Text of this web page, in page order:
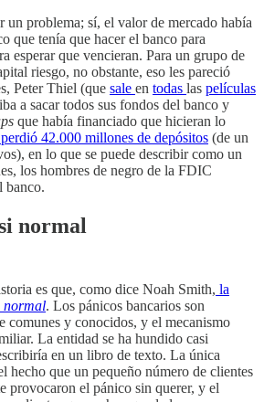
un problema; sí, el valor de mercado había
que tenía que hacer el banco para
esperar que vencieran. Para un grupo de
riesgo, no obstante, eso les pareció
Peter Thiel (que sale en todas las películas
a sacar todos sus fondos del banco y
que había financiado que hicieran lo
42.000 millones de depósitos (de un
en lo que se puede describir como un
los hombres de negro de la FDIC
banco.
normal
es que, como dice Noah Smith, la
normal. Los pánicos bancarios son
comunes y conocidos, y el mecanismo
La entidad se ha hundido casi
en un libro de texto. La única
hecho que un pequeño número de clientes
provocaron el pánico sin querer, y el